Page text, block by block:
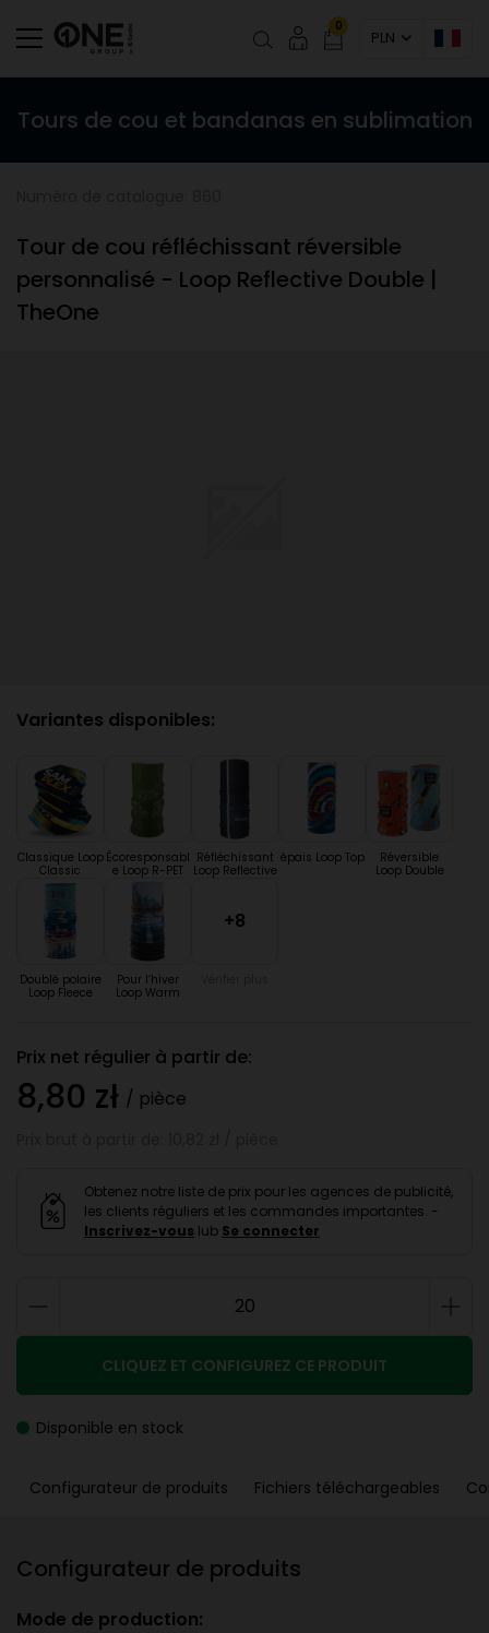
0
PLN
Tours de cou et bandanas en sublimation
Tour de cou réfléchissant réversible
personnalisé - Loop Reflective Double |
TheOne
Variantes disponibles:
Classique Loop
Classic
Écoresponsabl
e Loop R-PET
Réfléchissant
Loop Reflective
épais Loop Top
Réversible
Loop Double
Doublé polaire
Loop Fleece
Pour l’hiver
Loop Warm
+8
Prix net régulier à partir de:
8,80 zł / pièce
Obtenez notre liste de prix pour les agences de publicité,
les clients réguliers et les commandes importantes. -
Inscrivez-vous lub Se connecter
CLIQUEZ ET CONFIGUREZ CE PRODUIT
Disponible en stock
Configurateur de produits Fichiers téléchargeables
Configurateur de produits
Mode de production: